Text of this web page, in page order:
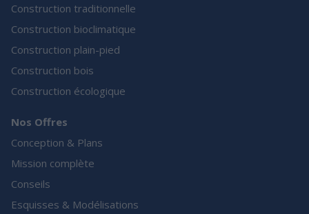
Construction traditionnelle
Construction bioclimatique
Construction plain-pied
Construction bois
Construction écologique
Nos Offres
Conception & Plans
Mission complète
Conseils
Esquisses & Modélisations